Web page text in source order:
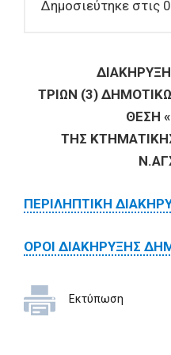
Δημοσιεύτηκε στις
ΤΡΙΩΝ (3)
ΘΕΣΗ
ΤΗΣ
ΠΕΡΙΛΗΠΤΙΚΗ
ΟΡΟΙ ΔΙΑΚΗΡΥΞΗΣ
Εκτύπωση